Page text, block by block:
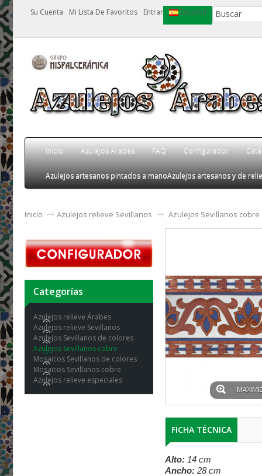
Su Cuenta Mi Lista De Favoritos Entrar Español
Inicio Azulejos Arabes FAQ Configurador
Azulejos artesanos pintados a manoAzulejos artesanos y de
Inicio Azulejos relieve Sevillanos Azulejos Sevillanos cobre
Categorías
Azulejos relieve Árabes
Azulejos relieve Sevillanos
Azulejos Sevillanos de colores
Azulejos Sevillanos cobre
Mosaicos Sevillanos de colores
Mosaicos Sevillanos cobre
Azulejos relieve especiales
FICHA TÉCNICA
Alto: 14 cm
Ancho: 28 cm